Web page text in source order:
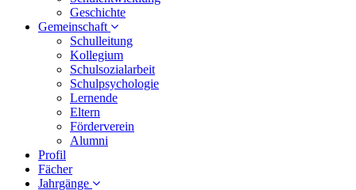
Geschichte
Gemeinschaft
Schulleitung
Kollegium
Schulsozialarbeit
Schulpsychologie
Lernende
Eltern
Förderverein
Alumni
Profil
Fächer
Jahrgänge